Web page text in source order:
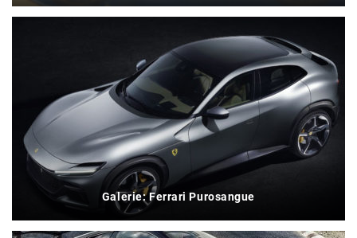
Galerie: Ferrari Purosangue